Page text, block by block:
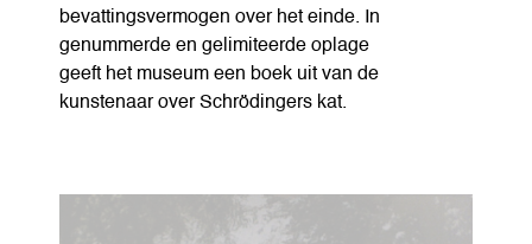
bevattingsvermogen over het einde. In
genummerde en gelimiteerde oplage
geeft het museum een boek uit van de
kunstenaar over Schrödingers kat.